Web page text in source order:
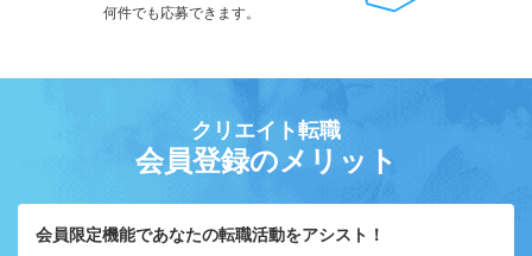
何件でも応募できます。
クリエイト転職
会員登録のメリット
会員限定機能であなたの転職活動をアシスト！